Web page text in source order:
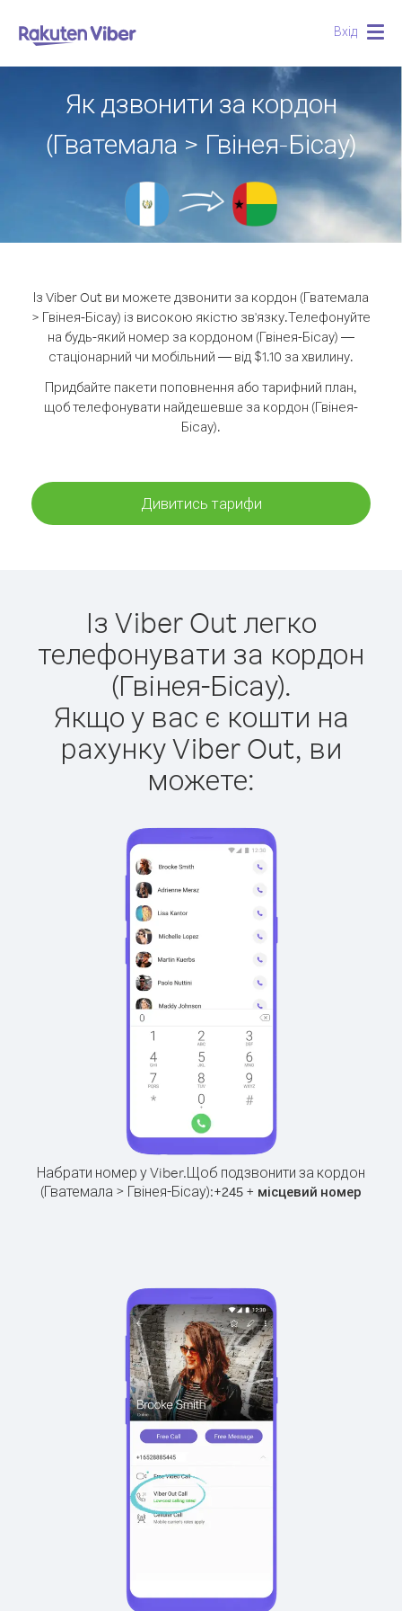
Вхід
Як дзвонити за кордон
(Гватемала > Гвінея-Бісау)
Із Viber Out ви можете дзвонити за кордон (Гватемала
> Гвінея-Бісау) із високою якістю зв'язку.Телефонуйте
на будь-який номер за кордоном (Гвінея-Бісау) —
стаціонарний чи мобільний — від $1.10 за хвилину.
Придбайте пакети поповнення або тарифний план,
щоб телефонувати найдешевше за кордон (Гвінея-
Бісау).
Дивитись тарифи
Із Viber Out легко
телефонувати за кордон
(Гвінея-Бісау).
Якщо у вас є кошти на
рахунку Viber Out, ви
можете:
Набрати номер у Viber.Щоб подзвонити за кордон
(Гватемала > Гвінея-Бісау):+245 + місцевий номер